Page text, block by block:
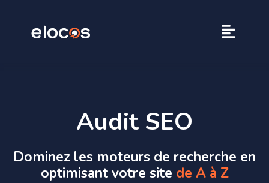
Audit SEO
Dominez les moteurs de recherche en
optimisant votre site de A à Z